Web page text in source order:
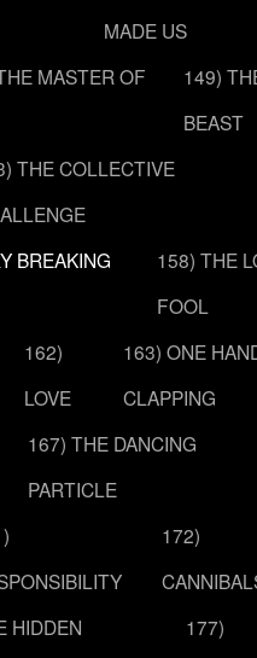
MADE US
MASTER OF
149)
BEAST
THE COLLECTIVE
BREAKING
158) THE
FOOL
162)
LOVE
163) ONE
CLAPPING
167) THE DANCING
PARTICLE
172)
HIDDEN
177)